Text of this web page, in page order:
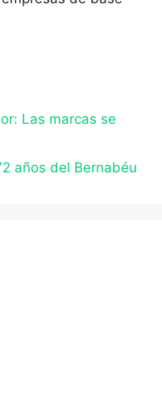
Las marcas se
años del Bernabéu